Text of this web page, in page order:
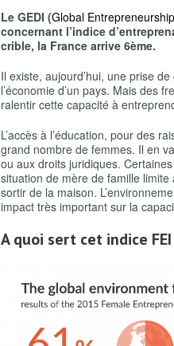
Le GEDI (Global
concernant l’indice
crible, la France arrive 6ème.
Il existe, aujourd’hui, une prise
l’économie d’un pays. Mais des
ralentir cette capacité à
L’accès à l’éducation, pour des
grand nombre de femmes. Il en
ou aux droits juridiques.
situation de mère de famille
sortir de la maison.
impact très important sur la
A quoi sert cet indice FEI